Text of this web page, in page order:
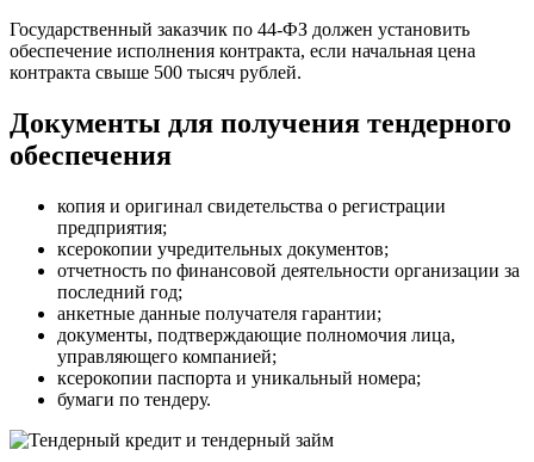
Государственный заказчик по 44-ФЗ должен установить
обеспечение исполнения контракта, если начальная цена
контракта свыше 500 тысяч рублей.
Документы для получения тендерного
обеспечения
копия и оригинал свидетельства о регистрации
предприятия;
ксерокопии учредительных документов;
отчетность по финансовой деятельности организации за
последний год;
анкетные данные получателя гарантии;
документы, подтверждающие полномочия лица,
управляющего компанией;
ксерокопии паспорта и уникальный номера;
бумаги по тендеру.